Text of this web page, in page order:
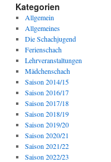
Kategorien
Allgemein
Allgemeines
Die Schachjugend
Ferienschach
Lehrveranstaltungen
Mädchenschach
Saison 2014/15
Saison 2016/17
Saison 2017/18
Saison 2018/19
Saison 2019/20
Saison 2020/21
Saison 2021/22
Saison 2022/23